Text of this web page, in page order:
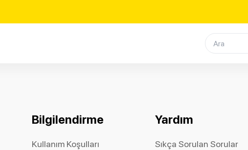
Bilgilendirme
Kullanım Koşulları
Yardım
Sıkça Sorulan Sorular